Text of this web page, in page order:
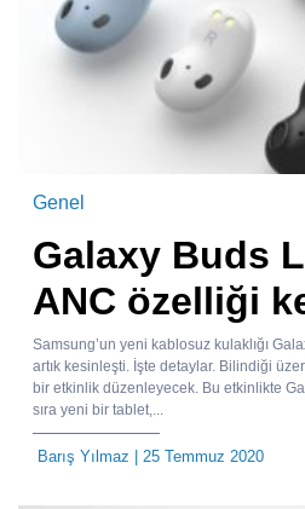
Genel
Galaxy Buds
ANC özelliği
Samsung’un yeni kablosuz kulaklığı
artık kesinleşti. İşte detaylar. Bilindiği
bir etkinlik düzenleyecek. Bu etkinlikte
sıra yeni bir tablet,...
Barış Yılmaz | 25 Temmuz 2020